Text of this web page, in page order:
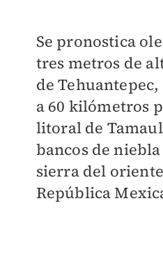
Se pronostica
tres metros de
de
a 60 kilómetros
litoral de
bancos de
sierra del
República